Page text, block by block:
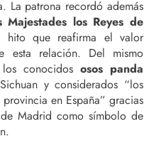
La patrona recordó además
Majestades los Reyes de
que reafirma el valor
esta relación. Del mismo
conocidos osos panda
y considerados “los
en España” gracias
Madrid como símbolo de